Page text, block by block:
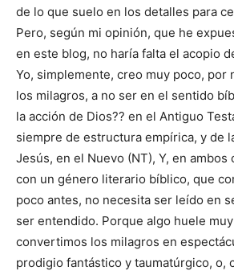
de lo que suelo en los detalles para
Pero, según mi opinión, que he
en este blog, no haría falta el acopio
Yo, simplemente, creo muy poco, por
los milagros, a no ser en el sentido
la acción de Dios?? en el Antiguo
siempre de estructura empírica, y de
Jesús, en el Nuevo (NT), Y, en ambos
con un género literario bíblico, que
poco antes, no necesita ser leído en
ser entendido. Porque algo huele
convertimos los milagros en
prodigio fantástico y taumatúrgico, o,